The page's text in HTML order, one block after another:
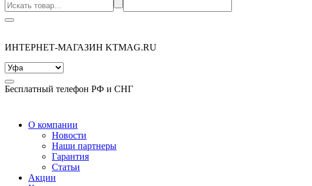
ИНТЕРНЕТ-МАГАЗИН KTMAG.RU
Бесплатный телефон РФ и СНГ
О компании
Новости
Наши партнеры
Гарантия
Статьи
Акции